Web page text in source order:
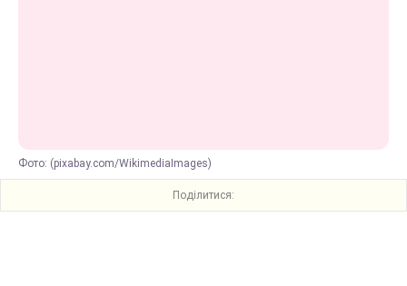
Фото: (pixabay.com/WikimediaImages)
Поділитися: